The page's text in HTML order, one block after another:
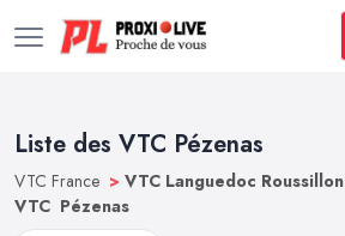
Liste des VTC Pézenas
VTC France > VTC Languedoc Roussillon
VTC Pézenas